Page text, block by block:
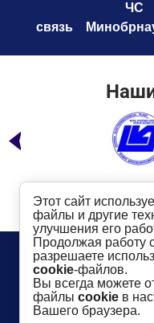
ЧС
связь
Телефон:8 (49232)
Адрес: г. Ковров,
Показать на карте
©2016- 2026КГТУ
Использование
Этот сайт
файлы и другие
улучшения его
Продолжая работу
разрешаете
cookie-файлов.
Вы всегда можете
файлы cookie в
Вашего браузера.